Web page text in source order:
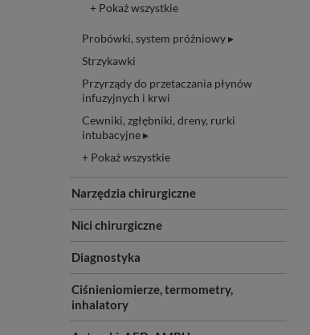
+ Pokaż wszystkie
Probówki, system próżniowy ▸
Strzykawki
Przyrządy do przetaczania płynów
infuzyjnych i krwi
Cewniki, zgłębniki, dreny, rurki
intubacyjne ▸
+ Pokaż wszystkie
Narzędzia chirurgiczne
Nici chirurgiczne
Diagnostyka
Ciśnieniomierze, termometry,
inhalatory